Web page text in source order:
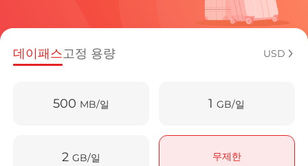
현재 목적
eSIM을 즐
데이패스고정 용량 USD
500 MB/일 1GB/일
2GB/일 무제한